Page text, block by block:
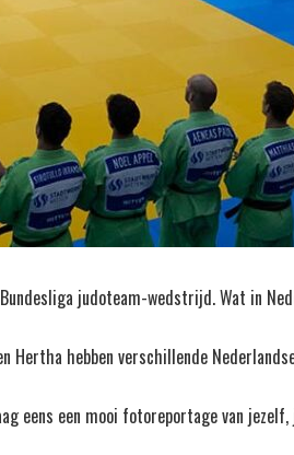
judoteam-wedstrijd. Wat in
Hertha hebben verschillende
eens een mooi fotoreportage van